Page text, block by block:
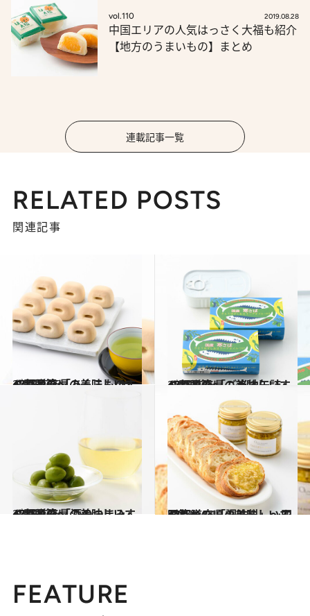
vol.110 2019.08.28
中国エリアの人気はっさく大福も紹介
【地方のうまいもの】まとめ
連載記事一覧
RELATED POSTS
関連記事
2018.4.22
47都道府県の美味しいすぐれもの 「あんこもの」～四国篇～
グルメ 2018.3.4
47都道府県の美味しいすぐれもの 「ご当地缶詰」～四国篇～
グルメ
2018.1.7
47都道府県の美味しいすぐれもの 「酒のつまみ」～四国篇～
グルメ 2017.11.19
47都道府県の美味しいすぐれもの 「調味料」～四国篇～
グルメ
FEATURE